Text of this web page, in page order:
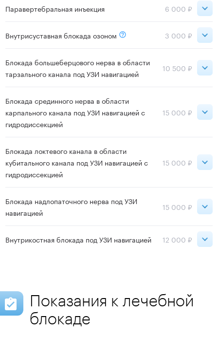
ВДНХ 20 000 ₽
Записаться
Паравертебральная инъекция 6 000 ₽
Сокольники 6 000 ₽
Внутрисуставная блокада озоном 3 000 ₽
Сокольники
Записаться
Блокада большеберцового нерва в области
тарзального канала под УЗИ навигацией
10 500 ₽
ВДНХ
Записаться
Блокада срединного нерва в области
карпального канала под УЗИ навигацией с
гидродиссекцией
15 000 ₽
ВДНХ
Записаться
Блокада локтевого канала в области
кубитального канала под УЗИ навигацией с
гидродиссекцией
15 000 ₽
ВДНХ
Блокада надлопаточного нерва под УЗИ
навигацией
15 000 ₽
ВДНХ 15 000 ₽
Внутрикостная блокада под УЗИ навигацией 12 000 ₽
Записаться
Показания к лечебной
блокаде